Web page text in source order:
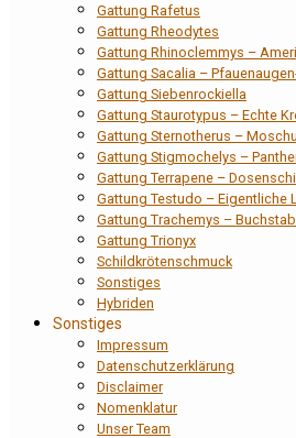
Gattung Rafetus
Gattung Rheodytes
Gattung Rhinoclemmys –
Gattung Sacalia –
Gattung Siebenrockiella
Gattung Staurotypus – Echte
Gattung Sternotherus –
Gattung Stigmochelys –
Gattung Terrapene –
Gattung Testudo – Eigentliche
Gattung Trachemys –
Gattung Trionyx
Schildkrötenschmuck
Sonstiges
Hybriden
Sonstiges
Impressum
Datenschutzerklärung
Disclaimer
Nomenklatur
Unser Team